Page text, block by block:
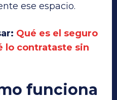
ese espacio.
Qué es el seguro
lo contrataste sin
funciona